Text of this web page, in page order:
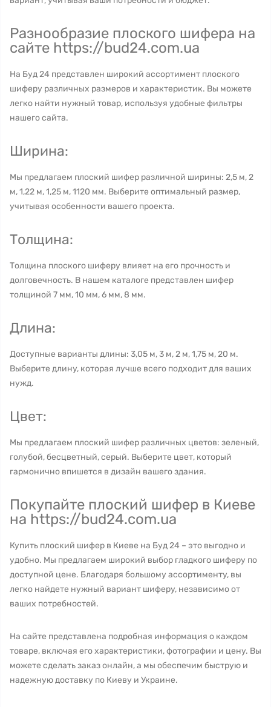
Разнообразие плоского шифера на
сайте https://bud24.com.ua
На Буд 24 представлен широкий ассортимент плоского
шиферу различных размеров и характеристик. Вы можете
легко найти нужный товар, используя удобные фильтры
нашего сайта.
Ширина:
Мы предлагаем плоский шифер различной ширины: 2,5 м, 2
м, 1,22 м, 1,25 м, 1120 мм. Выберите оптимальный размер,
учитывая особенности вашего проекта.
Толщина:
Толщина плоского шиферу влияет на его прочность и
долговечность. В нашем каталоге представлен шифер
толщиной 7 мм, 10 мм, 6 мм, 8 мм.
Длина:
Доступные варианты длины: 3,05 м, 3 м, 2 м, 1,75 м, 20 м.
Выберите длину, которая лучше всего подходит для ваших
нужд.
Цвет:
Мы предлагаем плоский шифер различных цветов: зеленый,
голубой, бесцветный, серый. Выберите цвет, который
гармонично впишется в дизайн вашего здания.
Покупайте плоский шифер в Киеве
на https://bud24.com.ua
Купить плоский шифер в Киеве на Буд 24 – это выгодно и
удобно. Мы предлагаем широкий выбор гладкого шиферу по
доступной цене. Благодаря большому ассортименту, вы
легко найдете нужный вариант шиферу, независимо от
ваших потребностей.
На сайте представлена подробная информация о каждом
товаре, включая его характеристики, фотографии и цену. Вы
можете сделать заказ онлайн, а мы обеспечим быструю и
надежную доставку по Киеву и Украине.